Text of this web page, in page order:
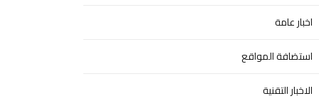
اخبار عامة
استضافة المواقع
الاخبار التقنية